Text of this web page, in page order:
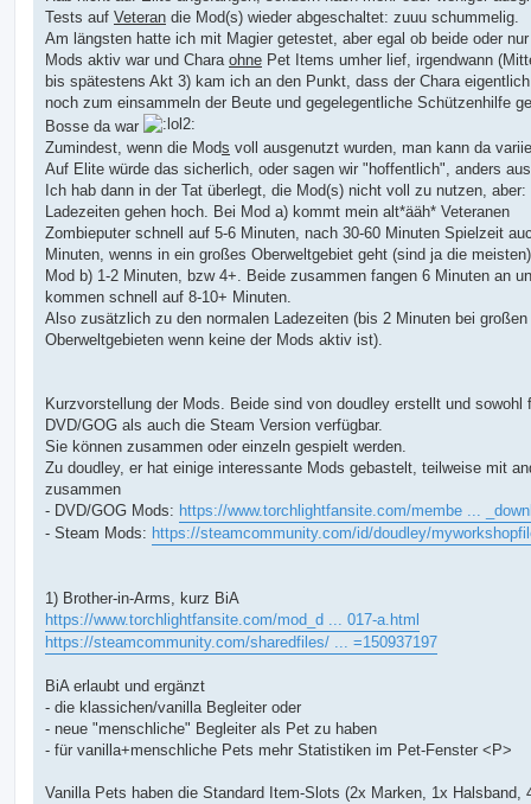
Tests auf Veteran die Mod(s) wieder abgeschaltet: zuuu schummelig.
Am längsten hatte ich mit Magier getestet, aber egal ob beide oder
Mods aktiv war und Chara ohne Pet Items umher lief, irgendwann
bis spätestens Akt 3) kam ich an den Punkt, dass der Chara
noch zum einsammeln der Beute und gegelegentliche Schützenhilfe
Bosse da war
Zumindest, wenn die Mods voll ausgenutzt wurden, man kann da
Auf Elite würde das sicherlich, oder sagen wir "hoffentlich", anders
Ich hab dann in der Tat überlegt, die Mod(s) nicht voll zu nutzen, aber:
Ladezeiten gehen hoch. Bei Mod a) kommt mein alt*ääh* Veteranen
Zombieputer schnell auf 5-6 Minuten, nach 30-60 Minuten Spielzeit
Minuten, wenns in ein großes Oberweltgebiet geht (sind ja die
Mod b) 1-2 Minuten, bzw 4+. Beide zusammen fangen 6 Minuten an
kommen schnell auf 8-10+ Minuten.
Also zusätzlich zu den normalen Ladezeiten (bis 2 Minuten bei großen
Oberweltgebieten wenn keine der Mods aktiv ist).
Kurzvorstellung der Mods. Beide sind von doudley erstellt und sowohl
DVD/GOG als auch die Steam Version verfügbar.
Sie können zusammen oder einzeln gespielt werden.
Zu doudley, er hat einige interessante Mods gebastelt, teilweise mit
zusammen
- DVD/GOG Mods: https://www.torchlightfansite.com/membe ...
- Steam Mods: https://steamcommunity.com/id/doudley/
1) Brother-in-Arms, kurz BiA
https://www.torchlightfansite.com/mod_d ... 017-a.html
https://steamcommunity.com/sharedfiles/ ... =150937197
BiA erlaubt und ergänzt
- die klassichen/vanilla Begleiter oder
- neue "menschliche" Begleiter als Pet zu haben
- für vanilla+menschliche Pets mehr Statistiken im Pet-Fenster <P>
Vanilla Pets haben die Standard Item-Slots (2x Marken, 1x Halsband,